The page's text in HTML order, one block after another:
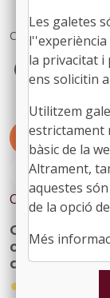
Comparteix
Facebook
X
#JURÍDIQUES
#TURESPAÑA
Contingut
Cultura
convocatòria
de música
●
Les galetes
la privacitat i
ens solicitin
Utilitzem
estrictament
bàsic de la
Altrament,
aquestes
de la opció
Més